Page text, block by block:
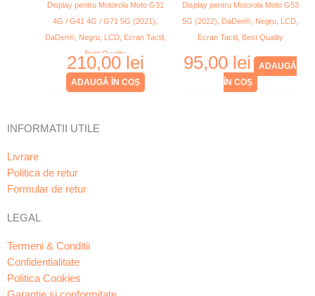
Display pentru Motorola Moto G31
4G / G41 4G / G71 5G (2021),
DaDen®, Negru, LCD, Ecran Tactil,
Best Quality
210,00 lei
ADAUGĂ ÎN COȘ
Display pentru Motorola Moto G53
5G (2022), DaDen®, Negru, LCD,
Ecran Tactil, Best Quality
95,00 lei
ADAUGĂ
ÎN COȘ
INFORMATII UTILE
Livrare
Politica de retur
Formular de retur
LEGAL
Termeni & Conditii
Confidentialitate
Politica Cookies